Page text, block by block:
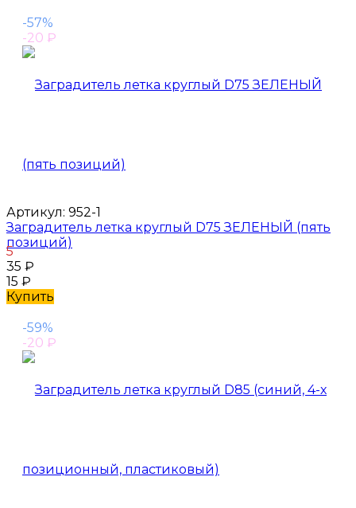
-57%
-20 ₽
Артикул: 952-1
Заградитель летка круглый D75 ЗЕЛЕНЫЙ (пять
позиций)
5
35 ₽
15 ₽
Купить
-59%
-20 ₽